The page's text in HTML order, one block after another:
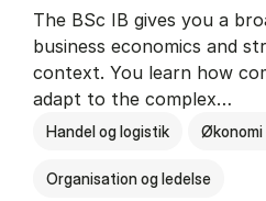
The BSc IB gives you a
business economics and
context. You learn how
adapt to the complex…
Handel og logistik Økonomi
Organisation og ledelse